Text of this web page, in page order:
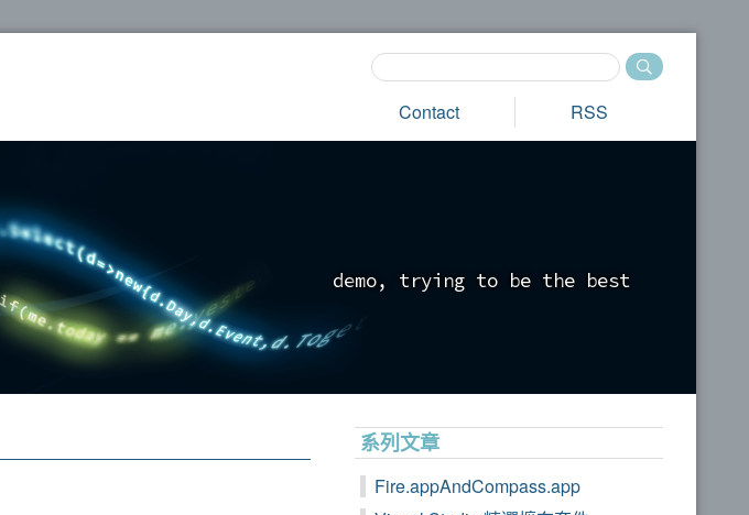
Contact RSS
demo, tryi ng to be the best
系列文章
Fire.appAndCompass.app